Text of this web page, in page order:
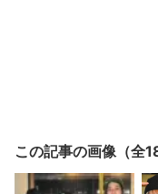
この記事の画像（全